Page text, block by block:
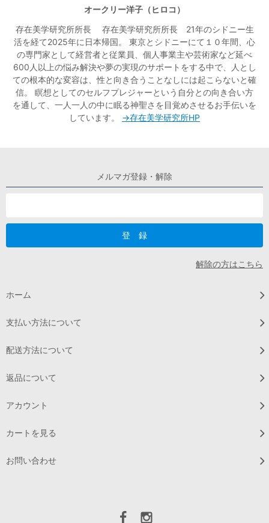
オークリー洋子（ヒロコ）
存在美学研究所所長 存在美学研究所所長 21年のシドニー生
活を経て2025年に日本帰国。 東京とシドニーにて１０年間、心
の専門家として経営者と従業員、個人事業主や芸術家など延べ
600人以上の悩み解決や夢の実現のサポートをする中で、人とし
ての根本的な変容は、性と向き合うことなしには起こらないと確
信。 瞑想としてのセルフプレジャーという自分との向き合い方
を通して、一人一人の中に眠る神聖さを目覚めさせるお手伝いを
しています。 →存在美学研究所HP
メルマガ登録・解除
解除の方はこちら
ホーム
支払い方法について
配送方法について
返品について
アカウント
カートを見る
お問い合わせ